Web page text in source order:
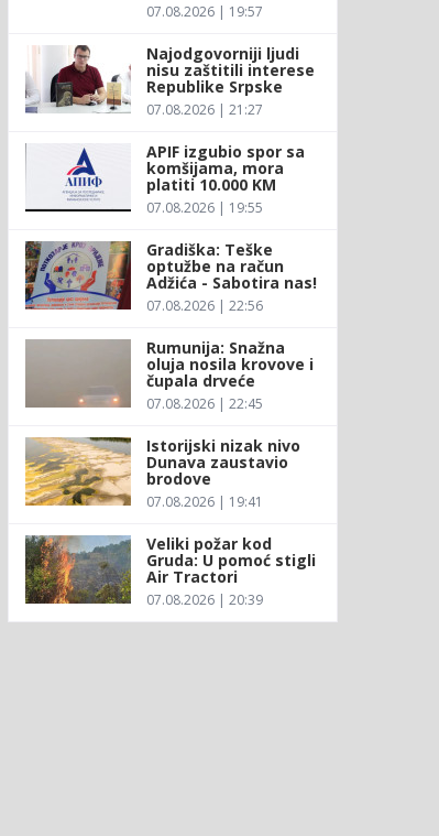
07.08.2026 | 19:57
Najodgovorniji ljudi
nisu zaštitili interese
Republike Srpske
07.08.2026 | 21:27
APIF izgubio spor sa
komšijama, mora
platiti 10.000 KM
07.08.2026 | 19:55
Gradiška: Teške
optužbe na račun
Adžića - Sabotira nas!
07.08.2026 | 22:56
Rumunija: Snažna
oluja nosila krovove i
čupala drveće
07.08.2026 | 22:45
Istorijski nizak nivo
Dunava zaustavio
brodove
07.08.2026 | 19:41
Veliki požar kod
Gruda: U pomoć stigli
Air Tractori
07.08.2026 | 20:39